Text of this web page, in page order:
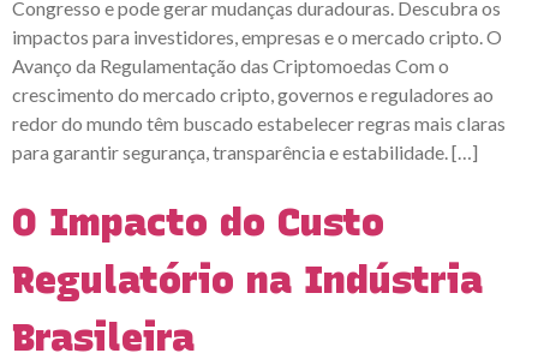
Congresso e pode gerar mudanças duradouras. Descubra os
impactos para investidores, empresas e o mercado cripto. O
Avanço da Regulamentação das Criptomoedas Com o
crescimento do mercado cripto, governos e reguladores ao
redor do mundo têm buscado estabelecer regras mais claras
para garantir segurança, transparência e estabilidade. […]
O Impacto do Custo
Regulatório na Indústria
Brasileira